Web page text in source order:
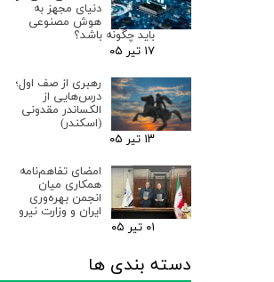
دنیای مجهز به
هوش مصنوعی
باید چگونه باشد؟
۱۷ تیر ۰۵
رهبری از صف اول؛
درس‌هایی از
الکساندر مقدونی
(اسکندر)
۱۳ تیر ۰۵
امضای تفاهم‌نامه
همکاری میان
انجمن بهره‌وری
ایران و وزارت نیرو
۰۱ تیر ۰۵
دسته بندی ها